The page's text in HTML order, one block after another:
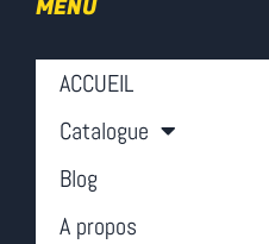
MENU
ACCUEIL
Catalogue
Blog
A propos